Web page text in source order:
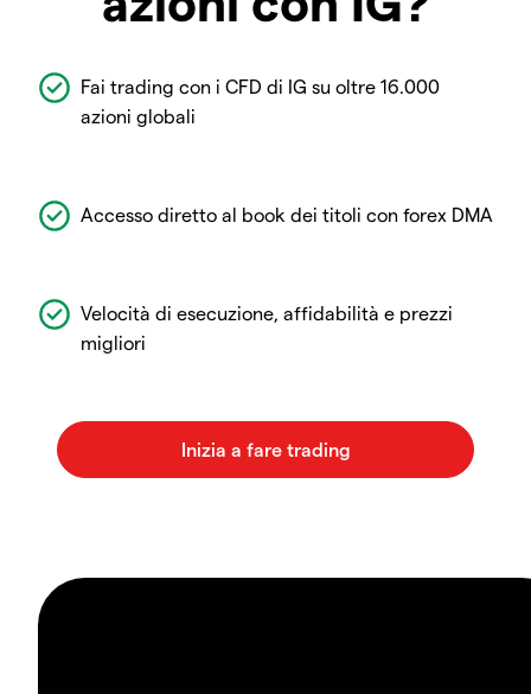
Fai trading con i CFD di IG su oltre 16.000
azioni globali
Accesso diretto al book dei titoli con forex DMA
Velocità di esecuzione, affidabilità e prezzi
migliori